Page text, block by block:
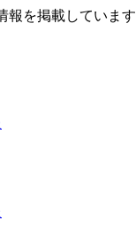
報を掲載しています